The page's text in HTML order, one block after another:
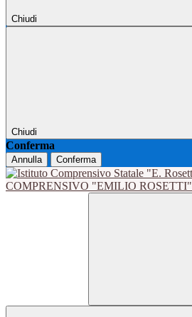
Chiudi
Chiudi
Conferma
Annulla Conferma
COMPRENSIVO "EMILIO ROSETTI"